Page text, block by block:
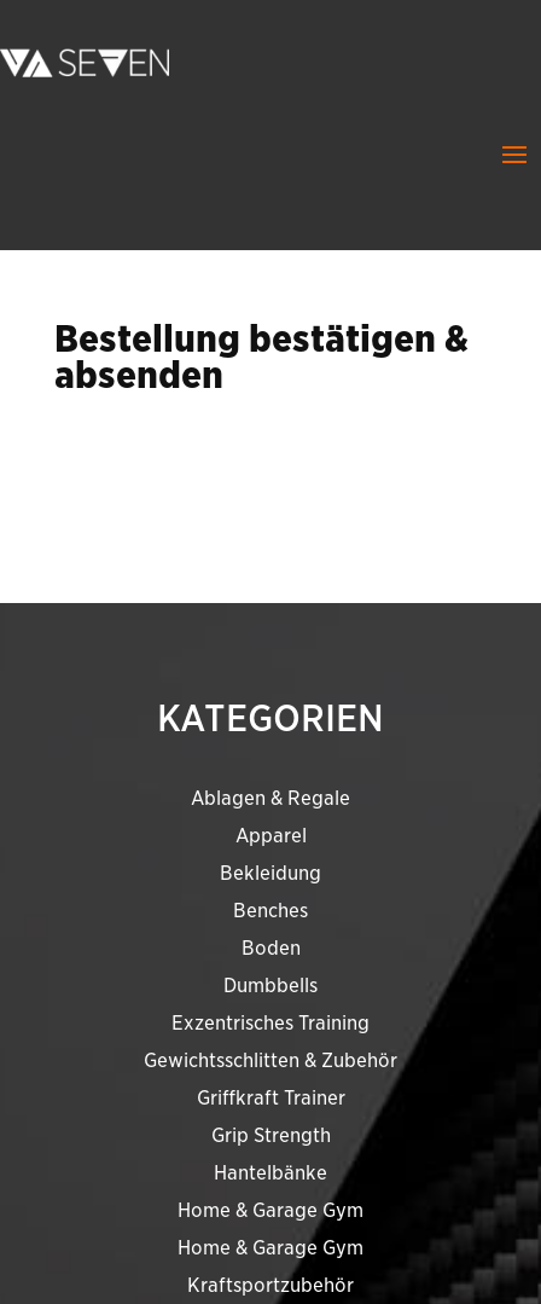
Bestellung bestätigen &
absenden
KATEGORIEN
Ablagen & Regale
Apparel
Bekleidung
Benches
Boden
Dumbbells
Exzentrisches Training
Gewichtsschlitten & Zubehör
Griffkraft Trainer
Grip Strength
Hantelbänke
Home & Garage Gym
Home & Garage Gym
Kraftsportzubehör